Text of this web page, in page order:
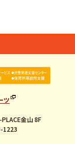
ツ
金山 8F
1223